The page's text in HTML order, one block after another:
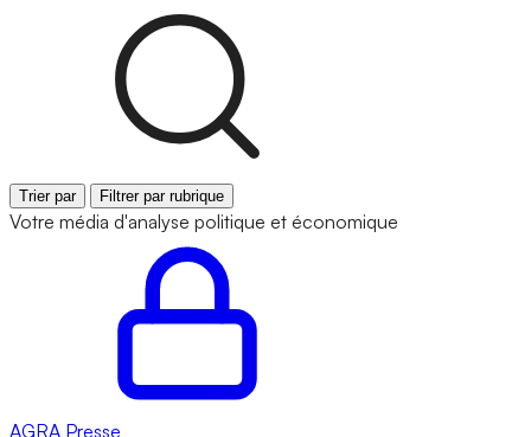
Trier par Filtrer par rubrique
Votre média d'analyse politique et économique
AGRA Presse